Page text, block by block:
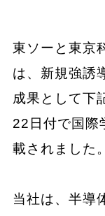
東ソーと東京
は、新規強誘
成果として下
22日付で国際
載されました。
当社は、半導